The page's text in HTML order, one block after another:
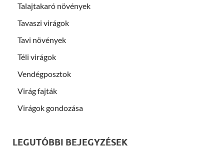
Talajtakaró növények
Tavaszi virágok
Tavi növények
Téli virágok
Vendégposztok
Virág fajták
Virágok gondozása
LEGUTÓBBI BEJEGYZÉSEK